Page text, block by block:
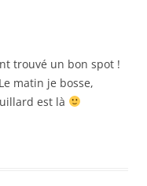
trouvé un bon spot !
matin je bosse,
est là